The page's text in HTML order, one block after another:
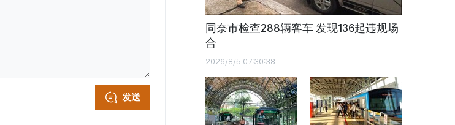
发送
同奈市检查288辆客车 发现136起违规场
合
2026/8/5 07:30:38